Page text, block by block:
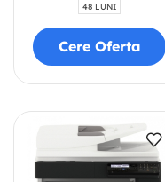
48 LUNI
Cere Oferta